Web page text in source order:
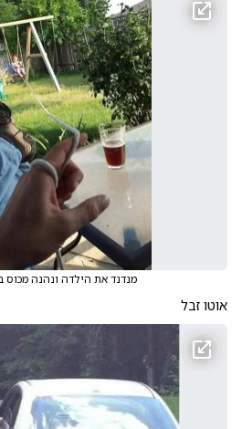
מנדנד את הילדה ונהנה מכוס
אוטו זבל